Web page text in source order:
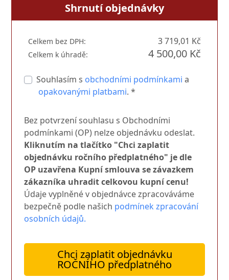
Shrnutí objednávky
Celkem bez DPH: 3 719,01 Kč
Celkem k úhradě: 4 500,00 Kč
Souhlasím s obchodními podmínkami a
opakovanými platbami. *
Bez potvrzení souhlasu s Obchodními
podmínkami (OP) nelze objednávku odeslat.
Kliknutím na tlačítko "Chci zaplatit
objednávku ročního předplatného" je dle
OP uzavřena Kupní smlouva se závazkem
zákazníka uhradit celkovou kupní cenu!
Údaje vyplněné v objednávce zpracováváme
bezpečně podle našich podmínek zpracování
osobních údajů.
Chci zaplatit objednávku
ROČNÍHO předplatného